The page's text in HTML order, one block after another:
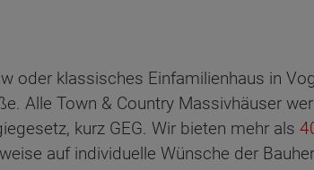
oder klassisches Einfamilienhaus in
Alle Town & Country Massivhäuser
kurz GEG. Wir bieten mehr als
auf individuelle Wünsche der